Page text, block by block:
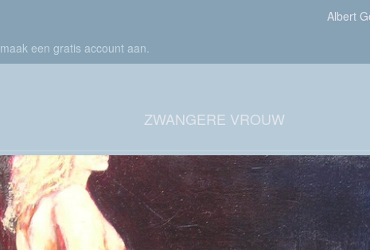
Albert
maak een gratis account aan.
ZWANGERE VROUW